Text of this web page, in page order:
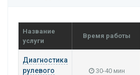
Название
услуги
Время работы
Диагностика
рулевого
30-40 мин